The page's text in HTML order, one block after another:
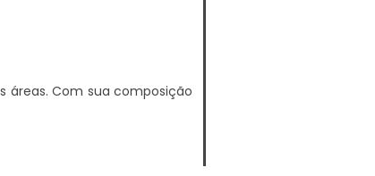
áreas. Com sua composição